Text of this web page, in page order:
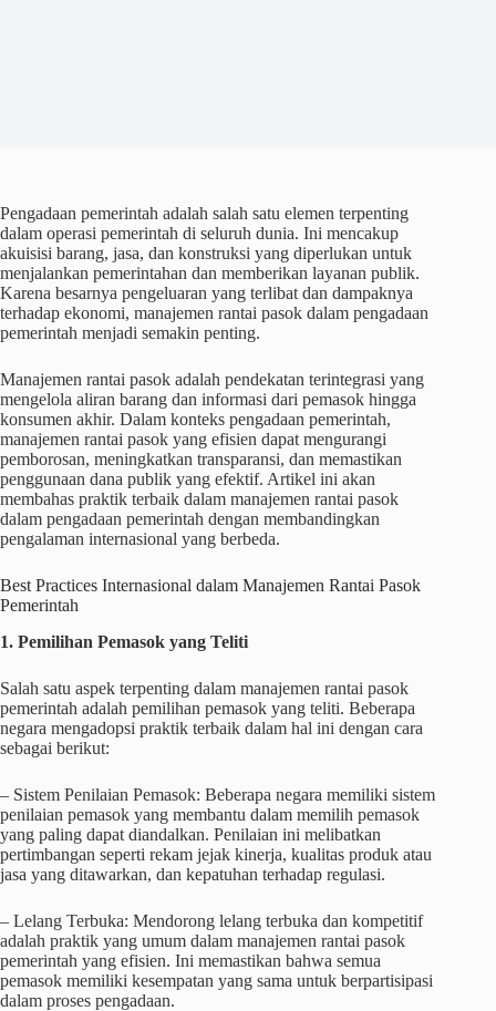
Pengadaan pemerintah adalah salah satu elemen terpenting
dalam operasi pemerintah di seluruh dunia. Ini mencakup
akuisisi barang, jasa, dan konstruksi yang diperlukan untuk
menjalankan pemerintahan dan memberikan layanan publik.
Karena besarnya pengeluaran yang terlibat dan dampaknya
terhadap ekonomi, manajemen rantai pasok dalam pengadaan
pemerintah menjadi semakin penting.
Manajemen rantai pasok adalah pendekatan terintegrasi yang
mengelola aliran barang dan informasi dari pemasok hingga
konsumen akhir. Dalam konteks pengadaan pemerintah,
manajemen rantai pasok yang efisien dapat mengurangi
pemborosan, meningkatkan transparansi, dan memastikan
penggunaan dana publik yang efektif. Artikel ini akan
membahas praktik terbaik dalam manajemen rantai pasok
dalam pengadaan pemerintah dengan membandingkan
pengalaman internasional yang berbeda.
Best Practices Internasional dalam Manajemen Rantai Pasok
Pemerintah
1. Pemilihan Pemasok yang Teliti
Salah satu aspek terpenting dalam manajemen rantai pasok
pemerintah adalah pemilihan pemasok yang teliti. Beberapa
negara mengadopsi praktik terbaik dalam hal ini dengan cara
sebagai berikut:
– Sistem Penilaian Pemasok: Beberapa negara memiliki sistem
penilaian pemasok yang membantu dalam memilih pemasok
yang paling dapat diandalkan. Penilaian ini melibatkan
pertimbangan seperti rekam jejak kinerja, kualitas produk atau
jasa yang ditawarkan, dan kepatuhan terhadap regulasi.
– Lelang Terbuka: Mendorong lelang terbuka dan kompetitif
adalah praktik yang umum dalam manajemen rantai pasok
pemerintah yang efisien. Ini memastikan bahwa semua
pemasok memiliki kesempatan yang sama untuk berpartisipasi
dalam proses pengadaan.